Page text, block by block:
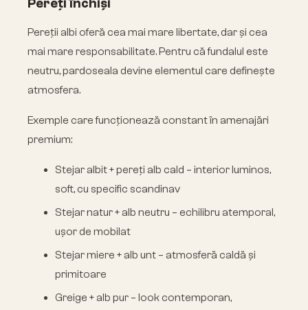
Pereți închiși
Pereții albi oferă cea mai mare libertate, dar și cea
mai mare responsabilitate. Pentru că fundalul este
neutru, pardoseala devine elementul care definește
atmosfera.
Exemple care funcționează constant în amenajări
premium:
Stejar albit + pereți alb cald – interior luminos,
soft, cu specific scandinav
Stejar natur + alb neutru – echilibru atemporal,
ușor de mobilat
Stejar miere + alb unt – atmosferă caldă și
primitoare
Greige + alb pur – look contemporan,